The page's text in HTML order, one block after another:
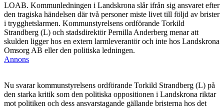
LOAB. Kommunledningen i Landskrona slår ifrån sig ansvaret efter
den tragiska händelsen där två personer miste livet till följd av brister
i trygghetslarmen. Kommunstyrelsens ordförande Torkild
Strandberg (L) och stadsdirektör Pernilla Anderberg menar att
skulden ligger hos en extern larmleverantör och inte hos Landskrona
Omsorg AB eller den politiska ledningen.
Annons
Nu svarar kommunstyrelsens ordförande Torkild Strandberg (L) på
den starka kritik som den politiska oppositionen i Landskrona riktar
mot politiken och dess ansvarstagande gällande bristerna hos det